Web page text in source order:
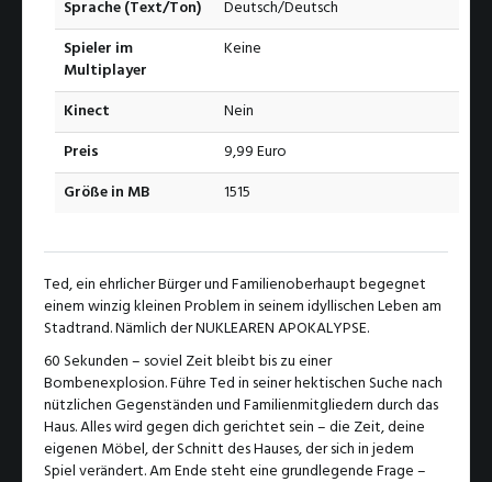
Sprache (Text/Ton)
Deutsch/Deutsch
Spieler im
Multiplayer
Keine
Kinect
Nein
Preis
9,99 Euro
Größe in MB
1515
Ted, ein ehrlicher Bürger und Familienoberhaupt begegnet
einem winzig kleinen Problem in seinem idyllischen Leben am
Stadtrand. Nämlich der NUKLEAREN APOKALYPSE.
60 Sekunden – soviel Zeit bleibt bis zu einer
Bombenexplosion. Führe Ted in seiner hektischen Suche nach
nützlichen Gegenständen und Familienmitgliedern durch das
Haus. Alles wird gegen dich gerichtet sein – die Zeit, deine
eigenen Möbel, der Schnitt des Hauses, der sich in jedem
Spiel verändert. Am Ende steht eine grundlegende Frage –